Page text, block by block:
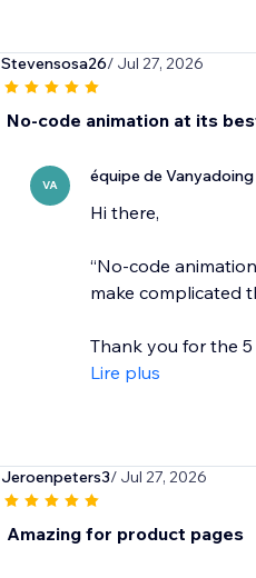
Stevensosa26/ Jul 27, 2026
No-code animation at its
VA équipe de Vanyadoing
Hi there,
“No-code
make complicated
Thank you for the 5
Lire plus
Jeroenpeters3/ Jul 27, 2026
Amazing for product pages